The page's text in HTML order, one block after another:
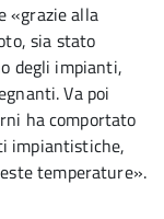
«grazie alla
sia stato
degli impianti,
Va poi
ha comportato
impiantistiche,
temperature».